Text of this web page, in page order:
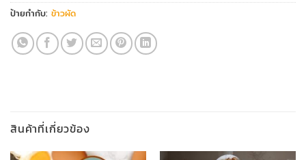
ป้ายกำกับ: ข้าวผัด
สินค้าที่เกี่ยวข้อง